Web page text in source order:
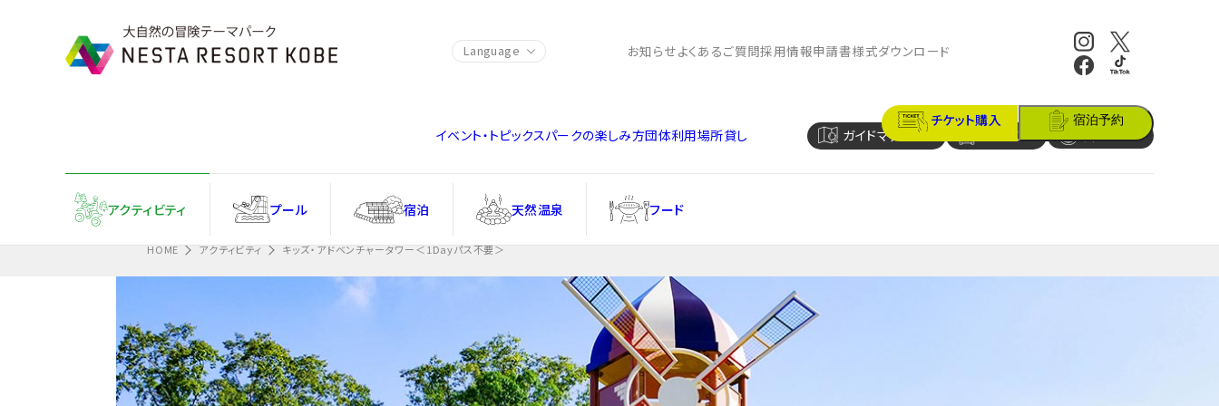
ガイドマップ アクセス
Language
チケット購入 宿泊予約
アクティ ビティ プール 宿泊 天然温泉 フード
イベント・トピックスパークの楽しみ方団体利用場所貸し
採用情報
お知らせよくあるご質問 申請書様式ダウンロード
忘れ物フォームはこちら
HOME アクティビティ キッズ・アドベンチャータワー＜1Dayパス不要＞